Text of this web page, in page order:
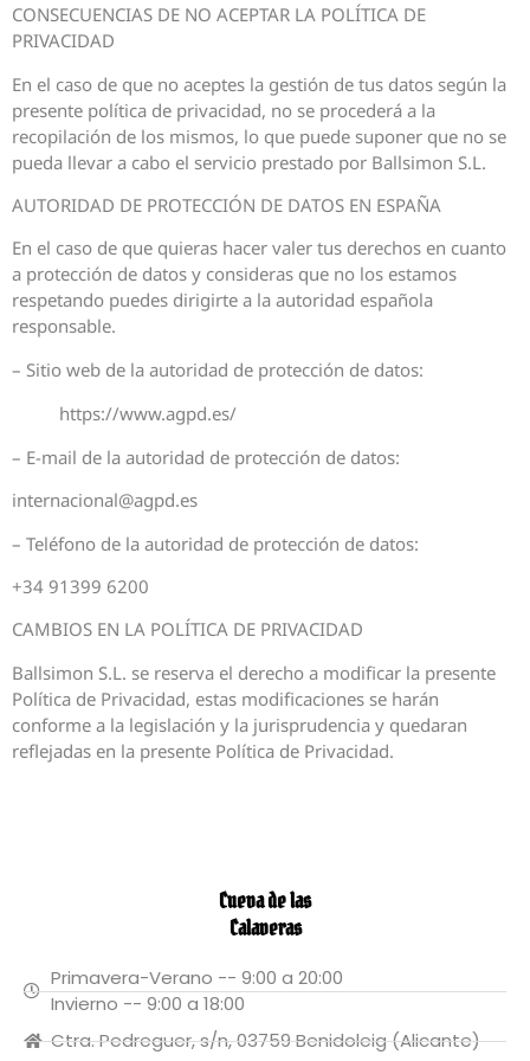
CONSECUENCIAS DE NO ACEPTAR LA POLÍTICA DE
PRIVACIDAD
En el caso de que no aceptes la gestión de tus datos según la
presente política de privacidad, no se procederá a la
recopilación de los mismos, lo que puede suponer que no se
pueda llevar a cabo el servicio prestado por Ballsimon S.L.
AUTORIDAD DE PROTECCIÓN DE DATOS EN ESPAÑA
En el caso de que quieras hacer valer tus derechos en cuanto
a protección de datos y consideras que no los estamos
respetando puedes dirigirte a la autoridad española
responsable.
– Sitio web de la autoridad de protección de datos:
https://www.agpd.es/
– E-mail de la autoridad de protección de datos:
internacional@agpd.es
– Teléfono de la autoridad de protección de datos:
+34 91399 6200
CAMBIOS EN LA POLÍTICA DE PRIVACIDAD
Ballsimon S.L. se reserva el derecho a modificar la presente
Política de Privacidad, estas modificaciones se harán
conforme a la legislación y la jurisprudencia y quedaran
reflejadas en la presente Política de Privacidad.
Cueva de las
Calaveras
Primavera-Verano -- 9:00 a 20:00
Invierno -- 9:00 a 18:00
Ctra. Pedreguer, s/n, 03759 Benidoleig (Alicante)